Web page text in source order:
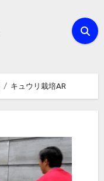
キュウリ栽培AR